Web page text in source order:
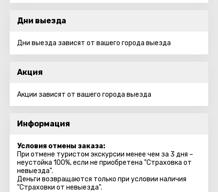
Дни выезда
Дни выезда зависят от вашего города выезда
Акция
Акции зависят от вашего города выезда
Информация
Условия отмены заказа:
При отмене туристом экскурсии менее чем за 3 дня –
неустойка 100%, если не приобретена "Страховка от
невыезда".
Деньги возвращаются только при условии наличия
"Страховки от невыезда".